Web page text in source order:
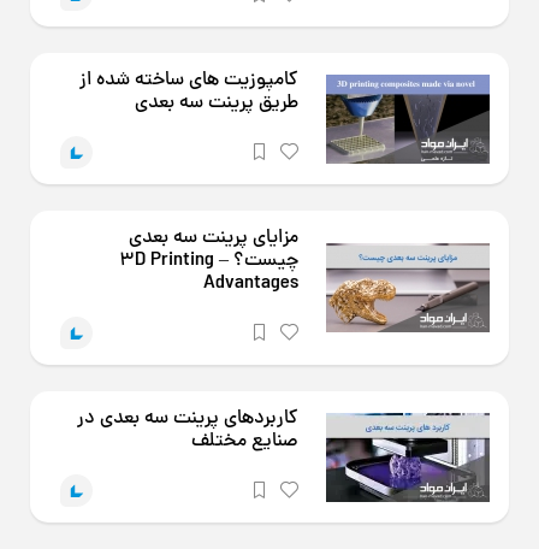
کامپوزیت های ساخته شده از
طریق پرینت سه بعدی
مزایای پرینت سه بعدی
چیست؟ – ۳D Printing
Advantages
کاربردهای پرینت سه بعدی در
صنایع مختلف